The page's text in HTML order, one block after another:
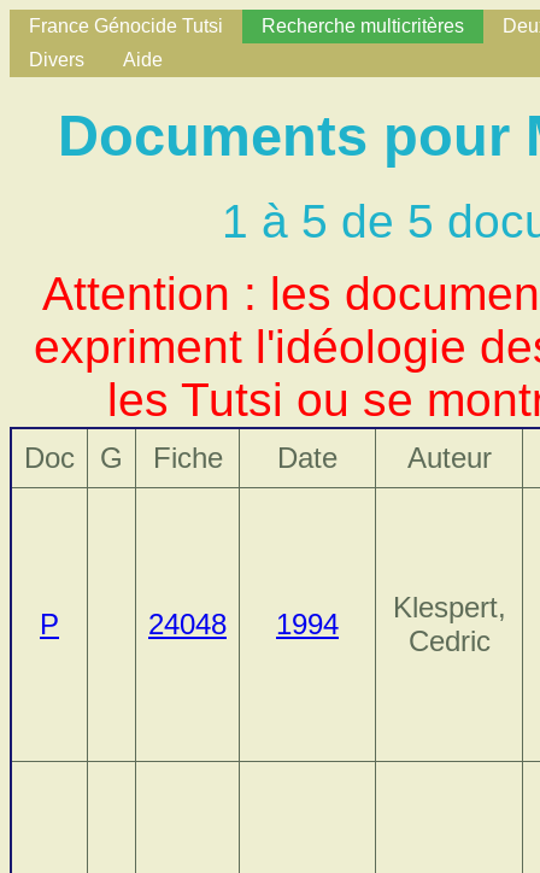
France Génocide Tutsi Recherche multicritères
Divers
Aide
Documents pour
1 à 5 de 5
Attention : les
expriment l'idéologie
les Tutsi ou se
Doc G Fiche Date Auteur
P 24048 1994
Klespert,
Cedric